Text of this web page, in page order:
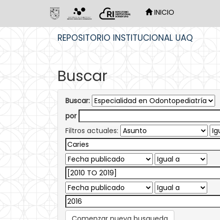
INICIO
REPOSITORIO INSTITUCIONAL UAQ
Buscar
Buscar:
por
Filtros actuales: